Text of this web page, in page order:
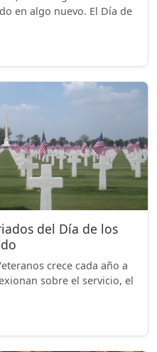
en algo nuevo. El Día de
del Día de los
crece cada año a
sobre el servicio, el